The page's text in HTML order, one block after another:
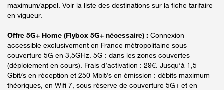
maximum/appel. Voir la liste des destinations sur la fiche tarifaire
en vigueur.
Offre 5G+ Home (Flybox 5G+ nécessaire) : Connexion
accessible exclusivement en France métropolitaine sous
couverture 5G en 3,5GHz. 5G : dans les zones couvertes
(déploiement en cours). Frais d’activation : 29€. Jusqu’à 1,5
Gbit/s en réception et 250 Mbit/s en émission : débits maximum
théoriques, en Wifi 7, sous réserve de couverture 5G+ et en